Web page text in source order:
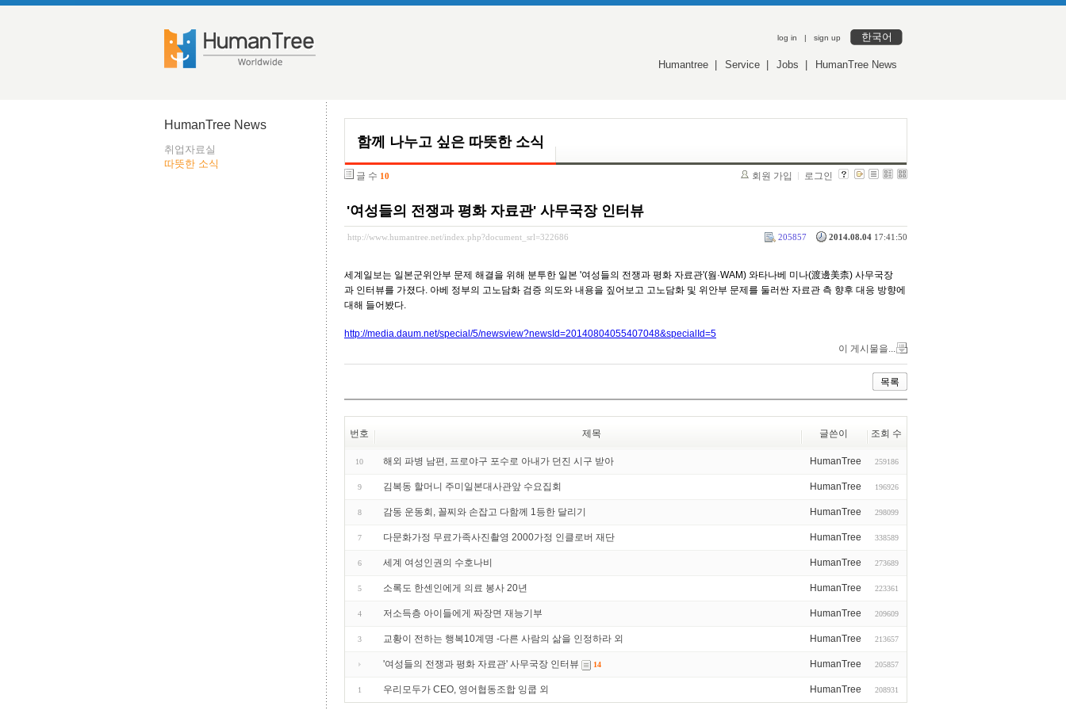
log in | sign up 한국어
Humantree Service Jobs HumanTree News
HumanTree News
취업자료실
따뜻한 소식
함께 나누고 싶은 따뜻한 소식
글 수 10 회원 가입 로그인
'여성들의 전쟁과 평화 자료관' 사무국장 인터뷰
http://www.humantree.net/index.php?document_srl=322686 2014.08.04 17:41:50
205857
세계일보는 일본군위안부 문제 해결을 위해 분투한 일본 '여성들의 전쟁과 평화 자료관'(웜·WAM) 와타나베 미나(渡邊美柰) 사무국장
과 인터뷰를 가졌다. 아베 정부의 고노담화 검증 의도와 내용을 짚어보고 고노담화 및 위안부 문제를 둘러싼 자료관 측 향후 대응 방향에
대해 들어봤다.
http://media.daum.net/special/5/newsview?newsId=20140804055407048&specialId=5
이 게시물을...
목록
번호 제목 글쓴이 조회 수
10 해외 파병 남편, 프로야구 포수로 아내가 던진 시구 받아 HumanTree 259186
9 김복동 할머니 주미일본대사관앞 수요집회 HumanTree 196926
8 감동 운동회, 꼴찌와 손잡고 다함께 1등한 달리기 HumanTree 298099
7 다문화가정 무료가족사진촬영 2000가정 인클로버 재단 HumanTree 338589
6 세계 여성인권의 수호나비 HumanTree 273689
5 소록도 한센인에게 의료 봉사 20년 HumanTree 223361
4 저소득층 아이들에게 짜장면 재능기부 HumanTree 209609
3 교황이 전하는 행복10계명 -다른 사람의 삶을 인정하라 외 HumanTree 213657
'여성들의 전쟁과 평화 자료관' 사무국장 인터뷰 14 HumanTree 205857
1 우리모두가 CEO, 영어협동조합 잉쿱 외 HumanTree 208931